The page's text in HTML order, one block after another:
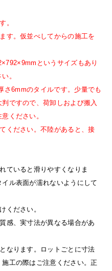
。
す。仮並べしてからの施工を
というサイズもあり
。
さ6mmのタイルです。少量でも
ですので、荷卸しおよび搬入
ください。
ください。不陸があると、接
ていると滑りやすくなりま
ル表面が濡れないようにして
ください。
感、実寸法が異なる場合があ
なります。ロットごとに寸法
工の際はご注意ください。正